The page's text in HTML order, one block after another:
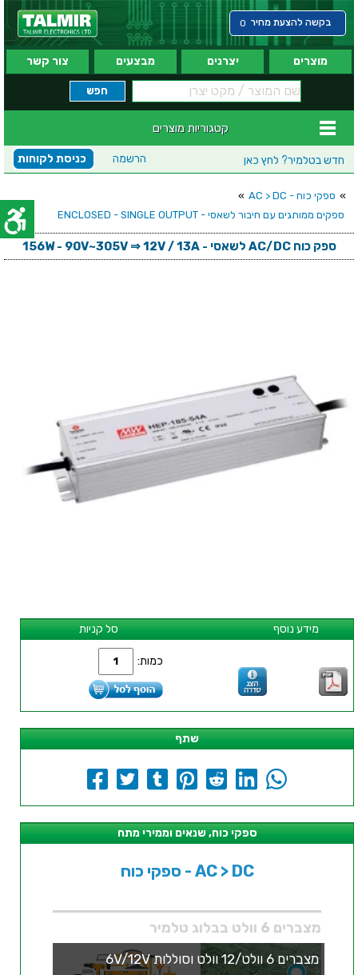
בקשה להצעת מחיר 0
מוצרים יצרנים מבצעים צור קשר
קטגוריות מוצרים
חדש בטלמיר? לחץ כאן כניסת לקוחות הרשמה
» ספקי כוח - AC > DC
»
ספקים ממותגים עם חיבור לשאסי - ENCLOSED - SINGLE OUTPUT
ספק כוח AC/DC לשאסי - 156W - 90V~305V ⇒ 12V / 13A
סל קניות מידע נוסף
כמות:
שתף
ספקי כוח, שנאים וממירי מתח
ספקי כוח - AC > DC
מצברים 6 וולט בבלוג טלמיר
מצברים 6 וולט/12 וולט וסוללות 6V/12V